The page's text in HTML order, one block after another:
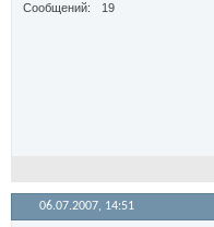
Сообщений
19
06.07.2007, 14:51